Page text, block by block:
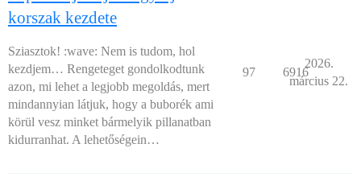
korszak kezdete
Sziasztok! :wave: Nem is tudom, hol
kezdjem… Rengeteget gondolkodtunk
azon, mi lehet a legjobb megoldás, mert
mindannyian látjuk, hogy a buborék ami
körül vesz minket bármelyik pillanatban
kidurranhat. A lehetőségein…
97 6916
2026.
március 22.